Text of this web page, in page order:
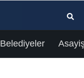
Belediyeler